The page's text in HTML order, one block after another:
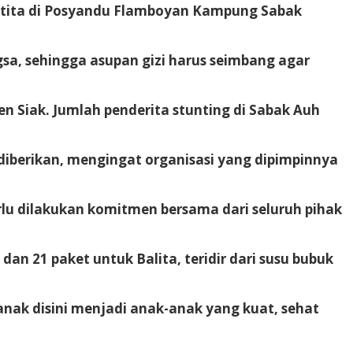
di Posyandu Flamboyan Kampung Sabak
sehingga asupan gizi harus seimbang agar
Siak. Jumlah penderita stunting di Sabak Auh
mengingat organisasi yang dipimpinnya
dilakukan komitmen bersama dari seluruh pihak
21 paket untuk Balita, teridir dari susu bubuk
disini menjadi anak-anak yang kuat, sehat